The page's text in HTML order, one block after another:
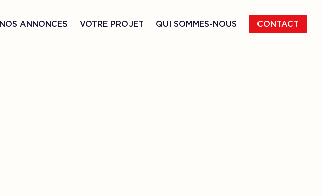
NOS ANNONCES VOTRE PROJET QUI SOMMES-NOUS CONTACT